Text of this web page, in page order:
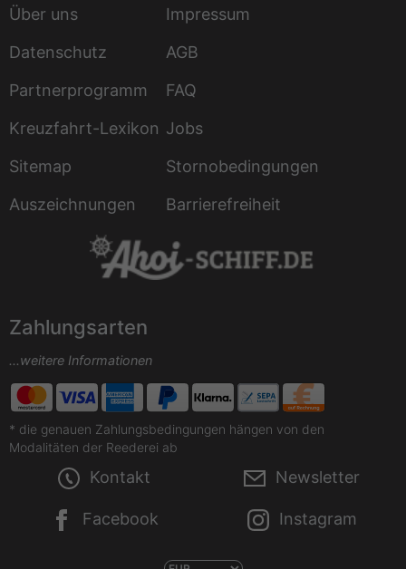
Über uns
Impressum
Datenschutz
AGB
Partnerprogramm
FAQ
Kreuzfahrt-Lexikon Jobs
Sitemap
Stornobedingungen
Auszeichnungen
Barrierefreiheit
Zahlungsarten
...weitere Informationen
* die genauen Zahlungsbedingungen hängen von den
Modalitäten der Reederei ab
Kontakt Newsletter
Facebook Instagram